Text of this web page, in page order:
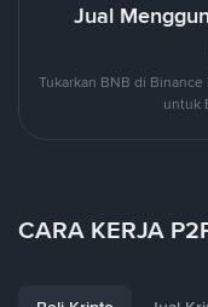
Jual
Tukarkan BNB di
untuk
CARA KERJA